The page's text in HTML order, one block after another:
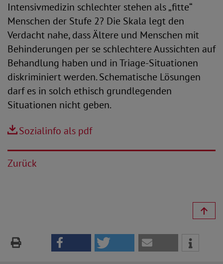
Intensivmedizin schlechter stehen als „fitte“
Menschen der Stufe 2? Die Skala legt den
Verdacht nahe, dass Ältere und Menschen mit
Behinderungen per se schlechtere Aussichten auf
Behandlung haben und in Triage-Situationen
diskriminiert werden. Schematische Lösungen
darf es in solch ethisch grundlegenden
Situationen nicht geben.
Sozialinfo als pdf
Zurück